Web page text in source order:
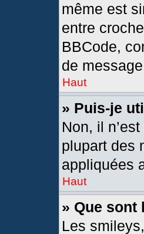
même est
entre
BBCode,
de
Haut
» Puis-je
Non, il
plupart des
appliquées
Haut
» Que sont
Les